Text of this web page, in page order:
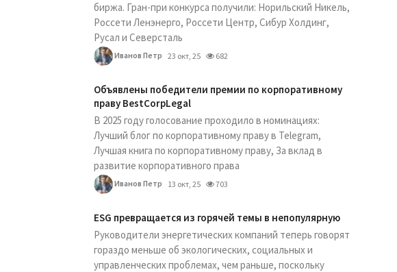
биржа. Гран-при конкурса получили: Норильский Никель,
Россети Ленэнерго, Россети Центр, Сибур Холдинг,
Русал и Северсталь
Иванов Петр 23 окт, 25 682
Объявлены победители премии по корпоративному
праву BestCorpLegal
В 2025 году голосование проходило в номинациях:
Лучший блог по корпоративному праву в Telegram,
Лучшая книга по корпоративному праву, За вклад в
развитие корпоративного права
Иванов Петр 13 окт, 25 703
ESG превращается из горячей темы в непопулярную
Руководители энергетических компаний теперь говорят
гораздо меньше об экологических, социальных и
управленческих проблемах, чем раньше, поскольку